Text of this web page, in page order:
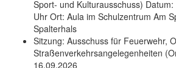
Sport- und Kulturausschuss)
Uhr Ort: Aula im Schulzentrum Am
Spalterhals
Sitzung: Ausschuss für Feuerwehr,
Straßenverkehrsangelegenheiten
16.09.2026